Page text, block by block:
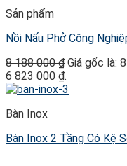
Sản phẩm
Nồi Nấu Phở Công
8 188 000₫ Giá gốc là:
6 823 000 ₫.
Bàn Inox
Bàn Inox 2 Tầng Có Kệ